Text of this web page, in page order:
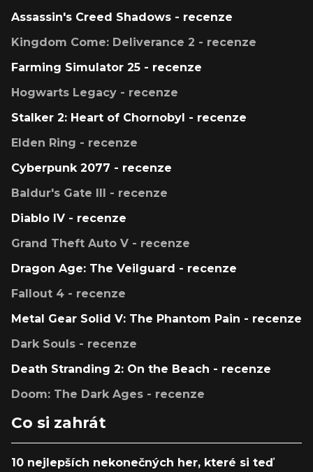
Assassin's Creed Shadows - recenze
Kingdom Come: Deliverance 2 - recenze
Farming Simulator 25 - recenze
Hogwarts Legacy - recenze
Stalker 2: Heart of Chornobyl - recenze
Elden Ring - recenze
Cyberpunk 2077 - recenze
Baldur's Gate III - recenze
Diablo IV - recenze
Grand Theft Auto V - recenze
Dragon Age: The Veilguard - recenze
Fallout 4 - recenze
Metal Gear Solid V: The Phantom Pain - recenze
Dark Souls - recenze
Death Stranding 2: On the Beach - recenze
Doom: The Dark Ages - recenze
Co si zahrát
10 nejlepších nekonečných her, které si teď